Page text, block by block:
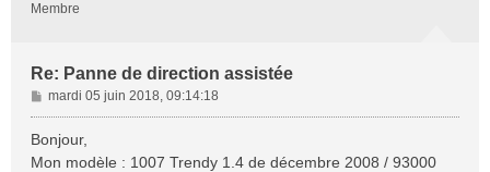
Membre
Re: Panne de direction assistée
M
e
s
mardi 05 juin 2018, 09:14:18
Bonjour,
Mon modèle : 1007 Trendy 1.4 de décembre 2008 / 93000